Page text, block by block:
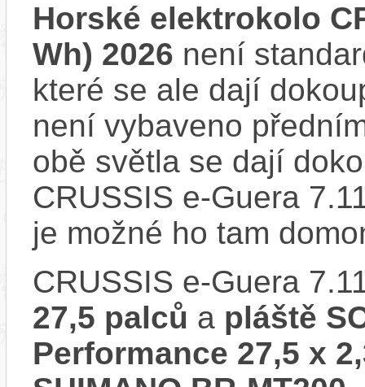
Horské elektrokolo
Wh) 2026 není
které se ale dají
není vybaveno
obě světla se dají
CRUSSIS e-Guera
je možné ho tam
CRUSSIS e-Guera
27,5 palců a pláště
Performance 27,5 x